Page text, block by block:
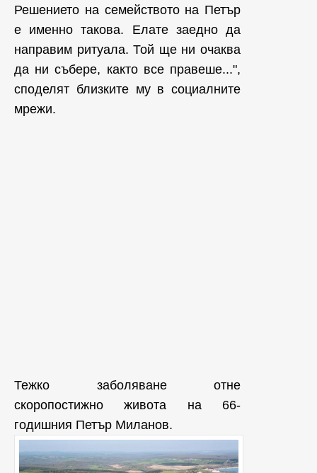
Решението на семейството на Петър
е именно такова. Елате заедно да
направим ритуала. Той ще ни очаква
да ни събере, както все правеше...",
споделят близките му в социалните
мрежи.
Тежко заболяване отне
скоропостижно живота на 66-
годишния Петър Миланов.